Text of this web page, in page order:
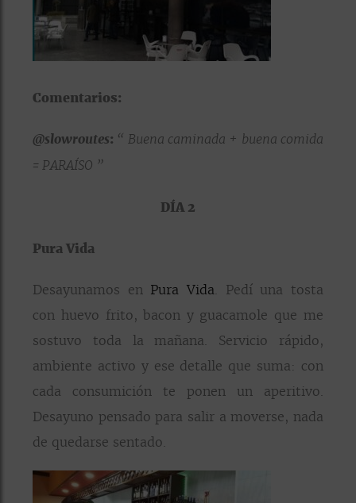
Comentarios:
@slowroutes: “ Buena caminada + buena comida
= PARAÍSO ”
DÍA 2
Pura Vida
Desayunamos en Pura Vida. Pedí una tosta
con huevo frito, bacon y guacamole que me
sostuvo toda la mañana. Servicio rápido,
ambiente activo y ese detalle que suma: con
cada consumición te ponen un aperitivo.
Desayuno pensado para salir a moverse, nada
de quedarse sentado.